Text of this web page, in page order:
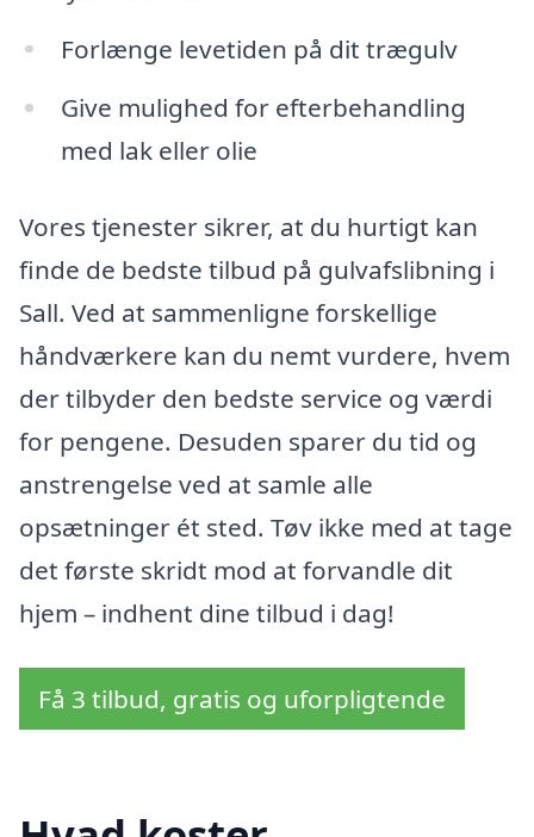
Forlænge levetiden på dit trægulv
Give mulighed for efterbehandling
med lak eller olie
Vores tjenester sikrer, at du hurtigt kan
finde de bedste tilbud på gulvafslibning i
Sall. Ved at sammenligne forskellige
håndværkere kan du nemt vurdere, hvem
der tilbyder den bedste service og værdi
for pengene. Desuden sparer du tid og
anstrengelse ved at samle alle
opsætninger ét sted. Tøv ikke med at tage
det første skridt mod at forvandle dit
hjem – indhent dine tilbud i dag!
Få 3 tilbud, gratis og uforpligtende